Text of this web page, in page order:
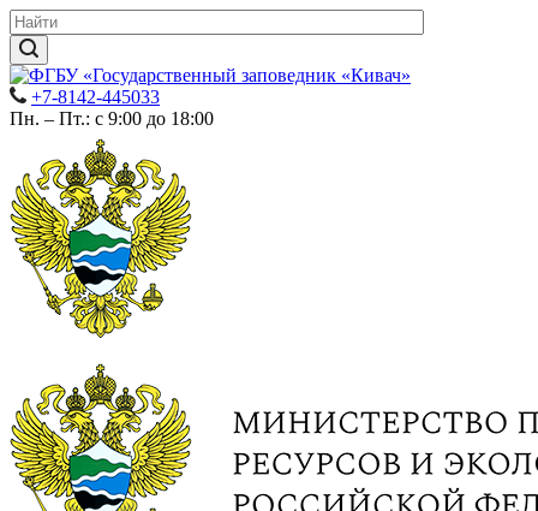
+7-8142-445033
Пн. – Пт.: с 9:00 до 18:00